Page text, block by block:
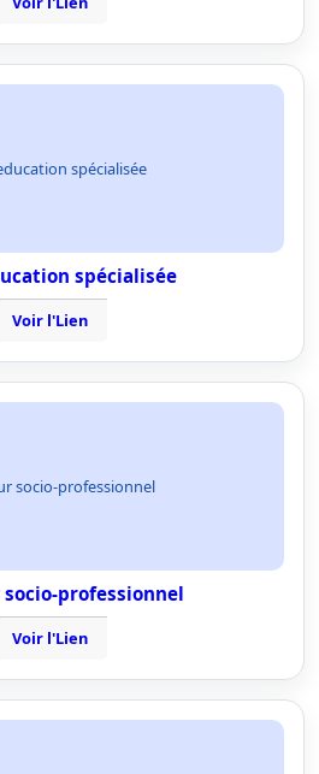
spécialisée
spécialisée
Voir l'Lien
socio-professionnel
professionnel
Voir l'Lien